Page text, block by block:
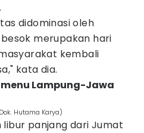
didominasi oleh
merupakan hari
kembali
kata dia.
Lampung-Jawa
Hutama Karya)
panjang dari Jumat